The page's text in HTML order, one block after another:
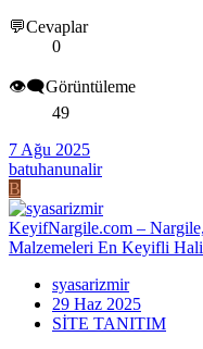
💬Cevaplar
0
👁️‍🗨️Görüntüleme
49
7 Ağu 2025
batuhanunalir
B
KeyifNargile.com –
Malzemeleri En Keyifli Hali
syasarizmir
29 Haz 2025
SİTE TANITIM